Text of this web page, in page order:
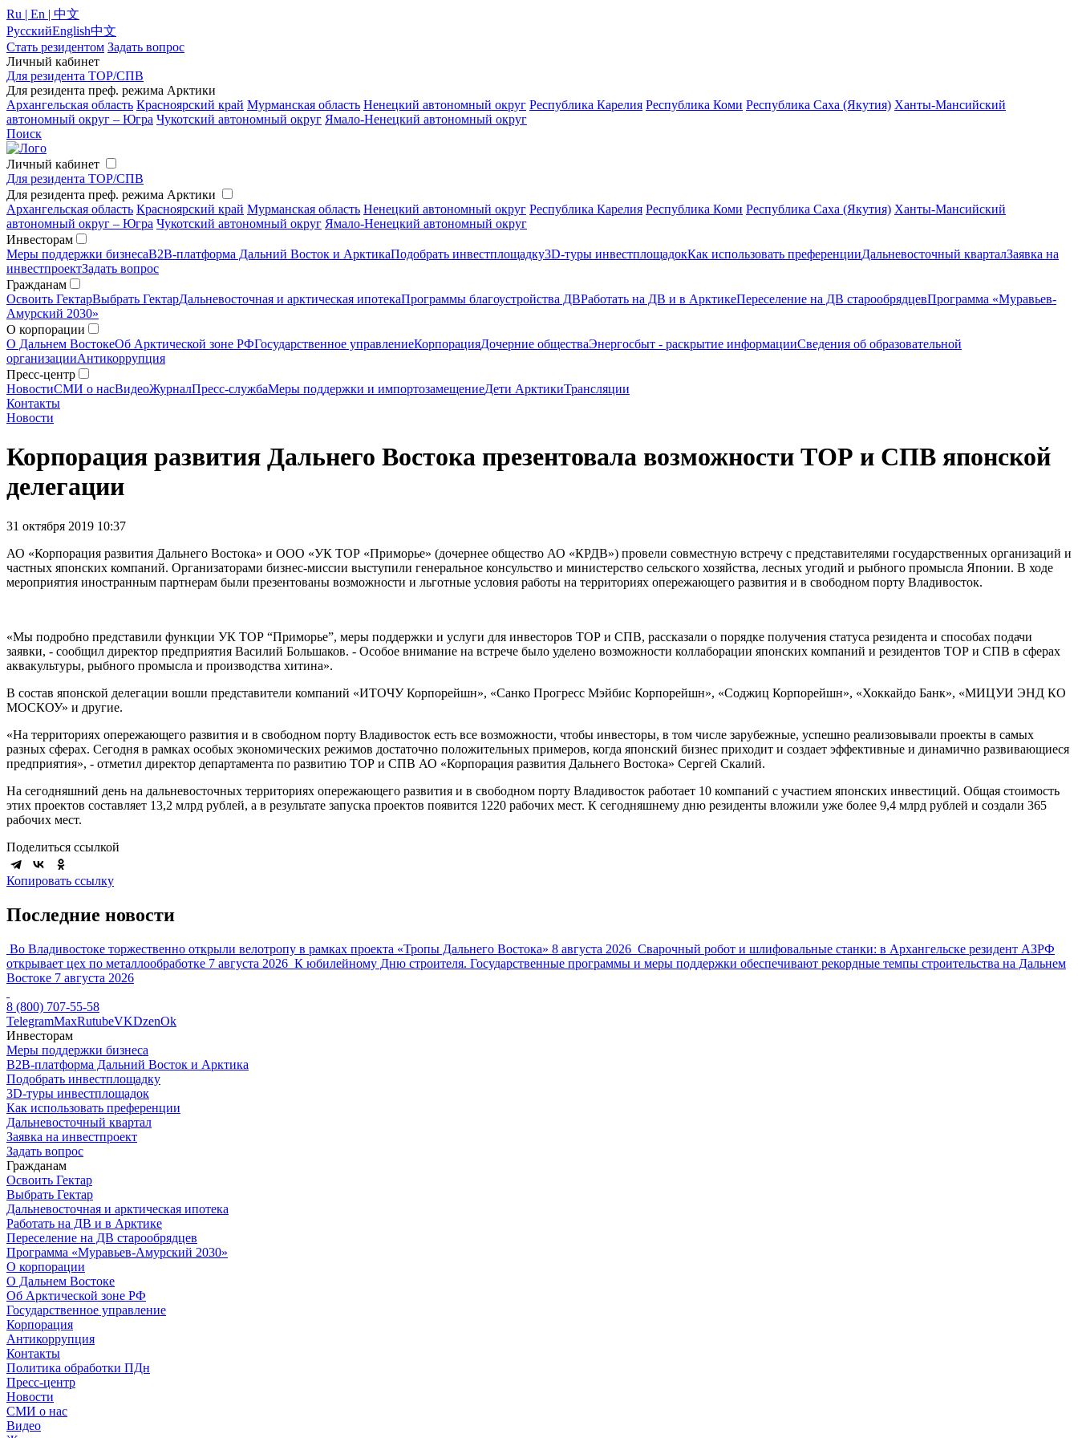
Ru | En | 中文
РусскийEnglish中文
Стать резидентом Задать вопрос
Личный кабинет
Для резидента ТОР/СПВ
Для резидента преф. режима Арктики
Архангельская область Красноярский край Мурманская область Ненецкий автономный округ Республика Карелия Республика Коми Республика Саха (Якутия) Ханты-Мансийский
автономный округ – Югра Чукотский автономный округ Ямало-Ненецкий автономный округ
Поиск
Личный кабинет
Для резидента ТОР/СПВ
Для резидента преф. режима Арктики
Архангельская область Красноярский край Мурманская область Ненецкий автономный округ Республика Карелия Республика Коми Республика Саха (Якутия) Ханты-Мансийский
автономный округ – Югра Чукотский автономный округ Ямало-Ненецкий автономный округ
Инвесторам
Меры поддержки бизнесаB2B-платформа Дальний Восток и АрктикаПодобрать инвестплощадку3D-туры инвестплощадокКак использовать преференцииДальневосточный кварталЗаявка на
инвестпроектЗадать вопрос
Гражданам
Освоить ГектарВыбрать ГектарДальневосточная и арктическая ипотекаПрограммы благоустройства ДВРаботать на ДВ и в АрктикеПереселение на ДВ старообрядцевПрограмма «Муравьев-
Амурский 2030»
О корпорации
О Дальнем ВостокеОб Арктической зоне РФГосударственное управлениеКорпорацияДочерние обществаЭнергосбыт - раскрытие информацииСведения об образовательной
организацииАнтикоррупция
Пресс-центр
НовостиСМИ о насВидеоЖурналПресс-службаМеры поддержки и импортозамещениеДети АрктикиТрансляции
Контакты
Новости
Корпорация развития Дальнего Востока презентовала возможности ТОР и СПВ японской
делегации
31 октября 2019 10:37
АО «Корпорация развития Дальнего Востока» и ООО «УК ТОР «Приморье» (дочернее общество АО «КРДВ») провели совместную встречу с представителями государственных организаций и
частных японских компаний. Организаторами бизнес-миссии выступили генеральное консульство и министерство сельского хозяйства, лесных угодий и рыбного промысла Японии. В ходе
мероприятия иностранным партнерам были презентованы возможности и льготные условия работы на территориях опережающего развития и в свободном порту Владивосток.
«Мы подробно представили функции УК ТОР “Приморье”, меры поддержки и услуги для инвесторов ТОР и СПВ, рассказали о порядке получения статуса резидента и способах подачи
заявки, - сообщил директор предприятия Василий Большаков. - Особое внимание на встрече было уделено возможности коллаборации японских компаний и резидентов ТОР и СПВ в сферах
аквакультуры, рыбного промысла и производства хитина».
В состав японской делегации вошли представители компаний «ИТОЧУ Корпорейшн», «Санко Прогресс Мэйбис Корпорейшн», «Соджиц Корпорейшн», «Хоккайдо Банк», «МИЦУИ ЭНД КО
МОСКОУ» и другие.
«На территориях опережающего развития и в свободном порту Владивосток есть все возможности, чтобы инвесторы, в том числе зарубежные, успешно реализовывали проекты в самых
разных сферах. Сегодня в рамках особых экономических режимов достаточно положительных примеров, когда японский бизнес приходит и создает эффективные и динамично развивающиеся
предприятия», - отметил директор департамента по развитию ТОР и СПВ АО «Корпорация развития Дальнего Востока» Сергей Скалий.
На сегодняшний день на дальневосточных территориях опережающего развития и в свободном порту Владивосток работает 10 компаний с участием японских инвестиций. Общая стоимость
этих проектов составляет 13,2 млрд рублей, а в результате запуска проектов появится 1220 рабочих мест. К сегодняшнему дню резиденты вложили уже более 9,4 млрд рублей и создали 365
рабочих мест.
Поделиться ссылкой
Копировать ссылку
Последние новости
Во Владивостоке торжественно открыли велотропу в рамках проекта «Тропы Дальнего Востока» 8 августа 2026 Сварочный робот и шлифовальные станки: в Архангельске резидент АЗРФ
открывает цех по металлообработке 7 августа 2026 К юбилейному Дню строителя. Государственные программы и меры поддержки обеспечивают рекордные темпы строительства на Дальнем
Востоке 7 августа 2026
8 (800) 707-55-58
TelegramMaxRutubeVKDzenOk
Инвесторам
Меры поддержки бизнеса
B2B-платформа Дальний Восток и Арктика
Подобрать инвестплощадку
3D-туры инвестплощадок
Как использовать преференции
Дальневосточный квартал
Заявка на инвестпроект
Задать вопрос
Гражданам
Освоить Гектар
Выбрать Гектар
Дальневосточная и арктическая ипотека
Работать на ДВ и в Арктике
Переселение на ДВ старообрядцев
Программа «Муравьев-Амурский 2030»
О корпорации
О Дальнем Востоке
Об Арктической зоне РФ
Государственное управление
Корпорация
Антикоррупция
Контакты
Политика обработки ПДн
Пресс-центр
Новости
СМИ о нас
Видео